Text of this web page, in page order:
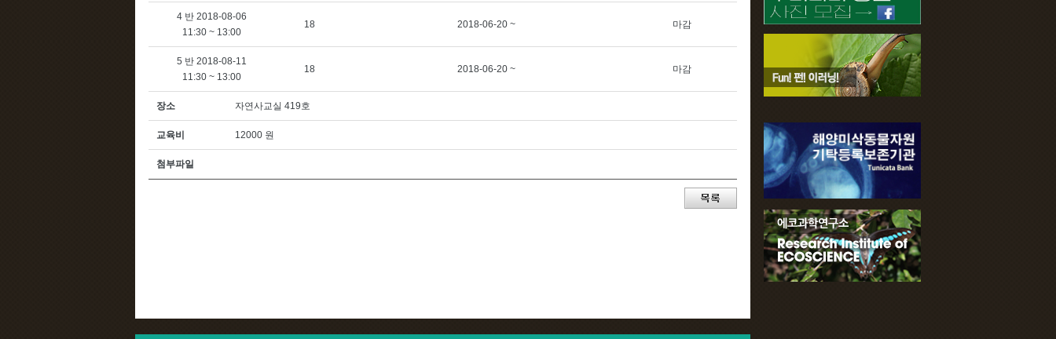
4 반 2018-08-06
11:30 ~ 13:00
18 2018-06-20 ~ 마감
5 반 2018-08-11
11:30 ~ 13:00
18 2018-06-20 ~ 마감
장소 자연사교실 419호
교육비 12000 원
첨부파일